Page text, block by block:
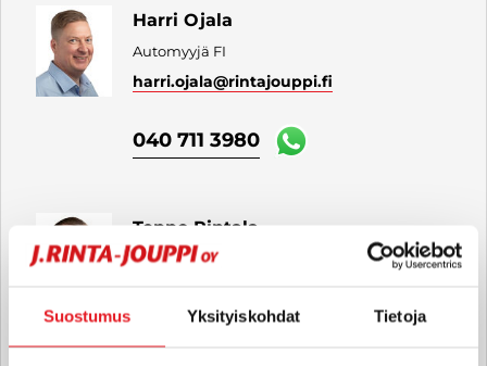
Suostumus Yksityiskohdat Tietoja
Harri Ojala
Automyyjä FI
harri.ojala@rintajouppi.fi
040 711 3980
Teppo Rintala
Automyyjä FI | EN
040 751 2320